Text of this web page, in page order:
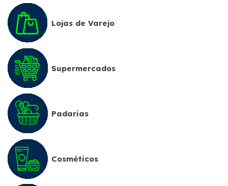
Lojas de Varejo
Supermercados
Padarias
Cosméticos